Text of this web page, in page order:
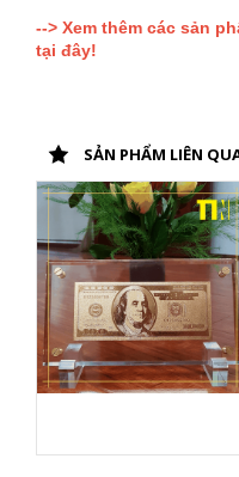
--> Xem thêm các sản
tại đây!
SẢN PHẨM LIÊN